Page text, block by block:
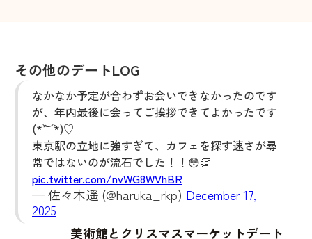
その他のデートLOG
なかなか予定が合わずお会いできなかったのです
が、年内最後に会ってご挨拶できてよかったです
(*´︶`*)♡
東京駅の立地に強すぎて、カフェを探す速さが尋
常ではないのが流石でした！！😳👏
pic.twitter.com/nvWG8WVhBR
— 佐々木遥 (@haruka_rkp) December 17,
2025
美術館とクリスマスマーケットデート